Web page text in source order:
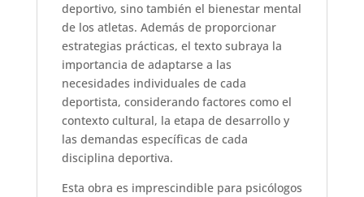
deportivo, sino también el bienestar mental
de los atletas. Además de proporcionar
estrategias prácticas, el texto subraya la
importancia de adaptarse a las
necesidades individuales de cada
deportista, considerando factores como el
contexto cultural, la etapa de desarrollo y
las demandas específicas de cada
disciplina deportiva.
Esta obra es imprescindible para psicólogos